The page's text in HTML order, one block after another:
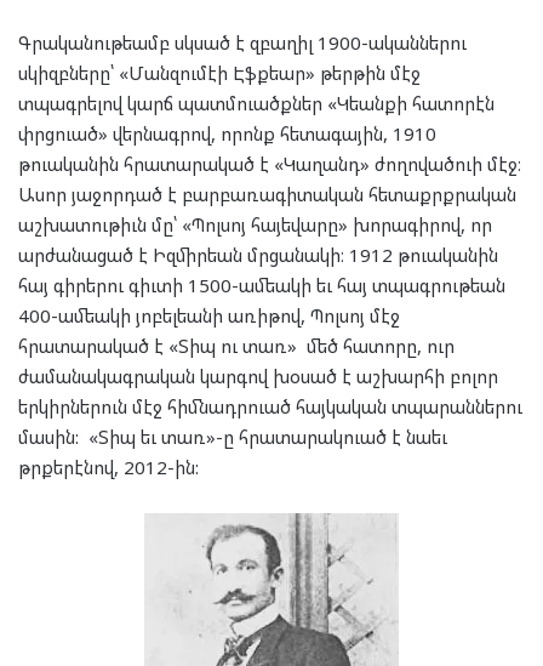
Գրականութեամբ սկսած է զբաղիլ 1900-ականներու
սկիզբները՝ «Մանզումէի Էֆքեար» թերթին մէջ
տպագրելով կարճ պատմուածքներ «Կեանքի հատորէն
փրցուած» վերնագրով, որոնք հետագային, 1910
թուականին հրատարակած է «Կաղանդ» ժողովածուի մէջ։
Ասոր յաջորդած է բարբառագիտական հետաքրքրական
աշխատութիւն մը՝ «Պոլսոյ հայեվարը» խորագիրով, որ
արժանացած է Իզմիրեան մրցանակի։ 1912 թուականին
հայ գիրերու գիւտի 1500-ամեակի եւ հայ տպագրութեան
400-ամեակի յոբելեանի առիթով, Պոլսոյ մէջ
հրատարակած է «Տիպ ու տառ» մեծ հատորը, ուր
ժամանակագրական կարգով խօսած է աշխարհի բոլոր
երկիրներուն մէջ հիմնադրուած հայկական տպարաններու
մասին: «Տիպ եւ տառ»-ը հրատարակուած է նաեւ
թրքերէնով, 2012-ին: